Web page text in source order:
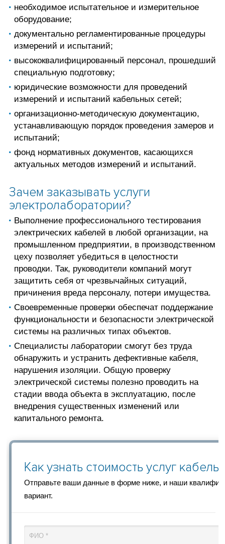
необходимое испытательное и измерительное
оборудование;
документально регламентированные процедуры
измерений и испытаний;
высококвалифицированный персонал, прошедший
специальную подготовку;
юридические возможности для проведений
измерений и испытаний кабельных сетей;
организационно-методическую документацию,
устанавливающую порядок проведения замеров и
испытаний;
фонд нормативных документов, касающихся
актуальных методов измерений и испытаний.
Зачем заказывать услуги
электролаборатории?
Выполнение профессионального тестирования
электрических кабелей в любой организации, на
промышленном предприятии, в производственном
цеху позволяет убедиться в целостности
проводки. Так, руководители компаний могут
защитить себя от чрезвычайных ситуаций,
причинения вреда персоналу, потери имущества.
Своевременные проверки обеспечат поддержание
функциональности и безопасности электрической
системы на различных типах объектов.
Специалисты лаборатории смогут без труда
обнаружить и устранить дефективные кабеля,
нарушения изоляции. Общую проверку
электрической системы полезно проводить на
стадии ввода объекта в эксплуатацию, после
внедрения существенных изменений или
капитального ремонта.
Как узнать стоимость услуг
Отправьте ваши данные в форме ниже, и наши
вариант.